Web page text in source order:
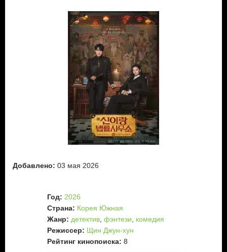
Добавлено: 03 мая 2026
Год: 2026
Страна: Корея Южная
Жанр: детектив, фэнтези, комедия
Режиссер: Щин Джун-хун
Рейтинг кинопоиска: 8